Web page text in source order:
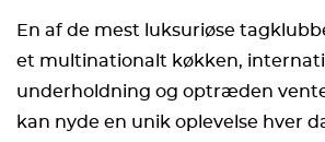
En af de mest luksuriøse
et multinationalt køkken,
underholdning og optræden
kan nyde en unik oplevelse hver